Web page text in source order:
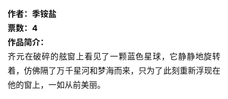
作者：季铵盐
票数：4
作品简介：
齐元在破碎的舷窗上看见了一颗蓝色星球，它静静地旋转
着，仿佛隔了万千星河和梦海而来，只为了此刻重新浮现在
他的窗上，一如从前美丽。